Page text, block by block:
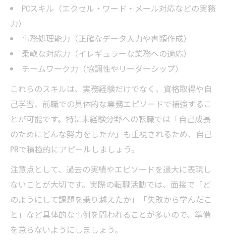
PCスキル（エクセル・ワード・メール対応などの実務
力）
事務処理能力（正確なデータ入力や書類作成）
柔軟な対応力（イレギュラーな業務への適応）
チームワーク力（協調性やリーダーシップ）
これらのスキルは、実務経験だけでなく、資格取得や自
己学習、前職での具体的な業務エピソードで補強するこ
とが可能です。特に未経験分野への転職では「自己成長
のためにどんな努力をしたか」も重視されるため、自己
PRで積極的にアピールしましょう。
注意点として、過去の実績やエピソードを過大に表現し
ないことが大切です。実際の転職活動では、面接で「ど
のようにして課題を乗り越えたか」「失敗から学んだこ
と」など具体的な事例を問われることが多いので、準備
を怠らないようにしましょう。